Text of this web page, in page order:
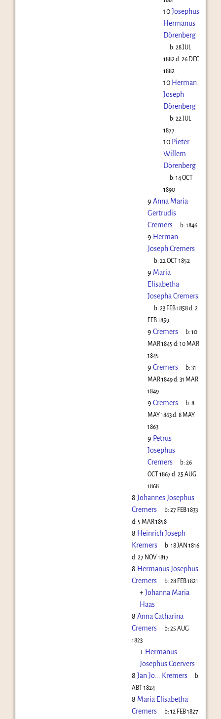
10Josephus
Hermanus
Dörenberg
b:28 JUL
1882 d: 26 DEC
1882
10 Herman
Joseph
Dörenberg
b:22 JUL
1877
10 Pieter
Willem
Dörenberg
b:14 OCT
1890
9 Anna Maria
Gertrudis
Cremers
b:1846
9 Herman
Joseph Cremers
b:22 OCT 1852
9 Maria
Elisabetha
Josepha Cremers
b:23 FEB 1858d:2
FEB 1859
9 Cremers b:10
MAR 1845 d: 10 MAR
1845
9 Cremers b:31
MAR 1849d: 31 MAR
1849
9 Cremers b:8
MAY 1863d: 8 MAY
1863
9 Petrus
Josephus
Cremers
b:26
OCT 1867d: 25 AUG
1868
8 Johannes Josephus
Cremers
b:27 FEB 1833
d: 5 MAR 1858
8 Heinrich Joseph
Kremers
b:18 JAN 1816
d: 27 NOV 1817
8 Hermanus Josephus
Cremers
b:28 FEB 1821
+Johanna Maria
Haas
8 Anna Catharina
Cremers
b:25 AUG
1823
+ Hermanus
Josephus Coervers
8 Jan Jo... Kremers
b:
ABT 1824
8 Maria Elisabetha
Cremers
b:12 FEB 1827